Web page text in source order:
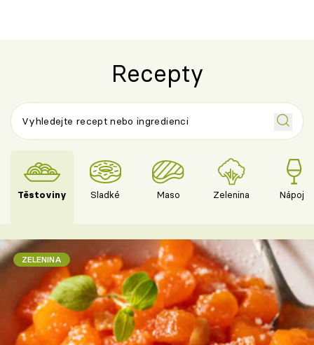
Recepty
Těstoviny Sladké Maso Zelenina Nápoje
ZELENINA